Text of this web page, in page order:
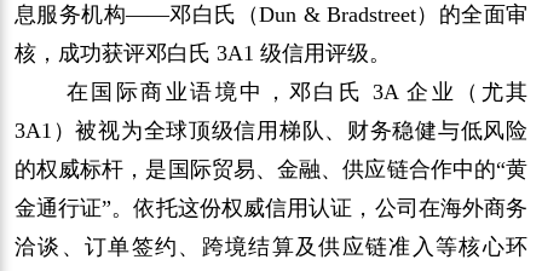
息服务机构——邓白氏（Dun & Bradstreet）的全面审
核，成功获评邓白氏 3A1 级信用评级。
在国际商业语境中，邓白氏 3A 企业（尤其
3A1）被视为全球顶级信用梯队、财务稳健与低风险
的权威标杆，是国际贸易、金融、供应链合作中的“黄
金通行证”。依托这份权威信用认证，公司在海外商务
洽谈、订单签约、跨境结算及供应链准入等核心环